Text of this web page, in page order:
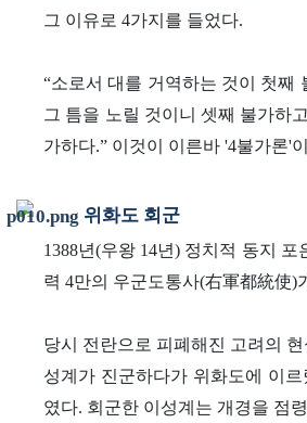
그 이유로 4가지를 들었다.
“소로서 대를 거역하는 것이 첫째
그 틈을 노릴 것이니 셋째 불가하
가하다.” 이것이 이른바 '4불가론'
위화도 회군
1388년(우왕 14년) 정치적 동지
력 4만의 우군도통사(右軍都統使
당시 전란으로 피폐해진 고려의
성계가 진군하다가 위화도에 이
였다. 회군한 이성계는 개경을 점